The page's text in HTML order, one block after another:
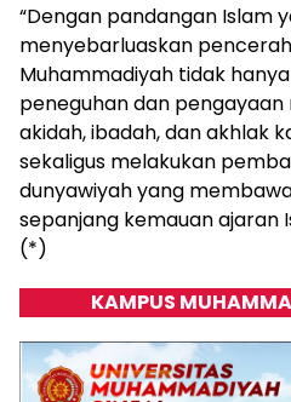
“Dengan pandangan Islam
menyebarluaskan
Muhammadiyah tidak
peneguhan dan
akidah, ibadah, dan akhlak
sekaligus melakukan
dunyawiyah yang
sepanjang kemauan ajaran
(*)
KAMPUS